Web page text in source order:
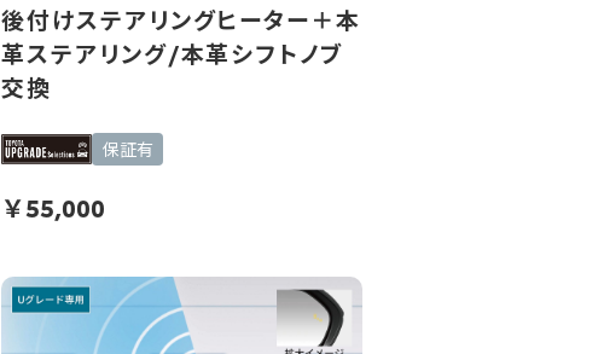
後付けステアリングヒーター＋本
革ステアリング/本革シフトノブ
交換
保証有
￥55,000